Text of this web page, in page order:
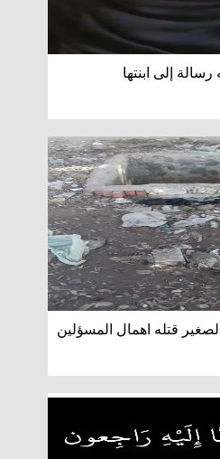
إلى ابنتها
قتله اهمال المسؤلين